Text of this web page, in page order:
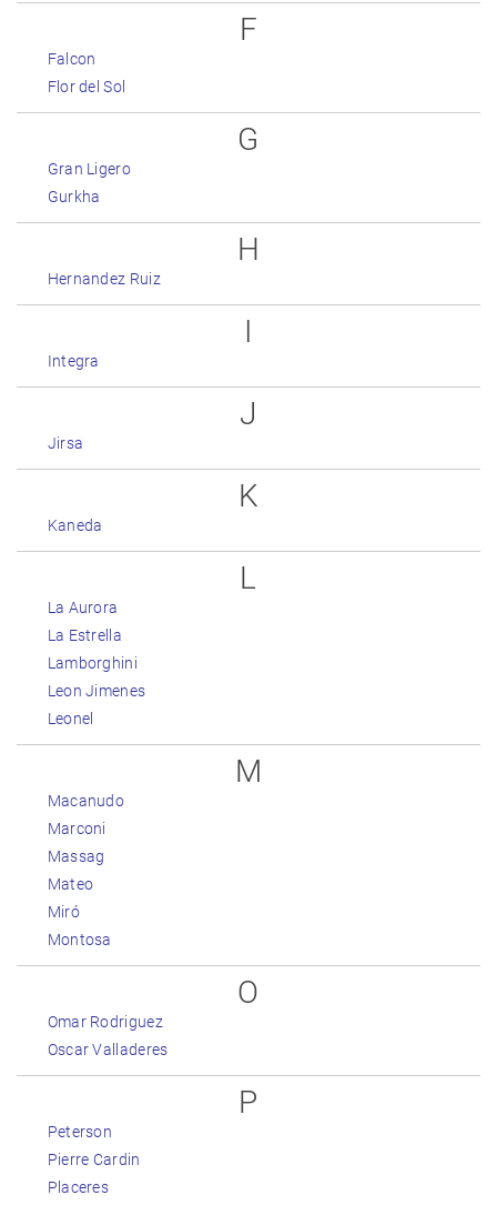
F
Falcon
Flor del Sol
G
Gran Ligero
Gurkha
H
Hernandez Ruiz
I
Integra
J
Jirsa
K
Kaneda
L
La Aurora
La Estrella
Lamborghini
Leon Jimenes
Leonel
M
Macanudo
Marconi
Massag
Mateo
Miró
Montosa
O
Omar Rodriguez
Oscar Valladeres
P
Peterson
Pierre Cardin
Placeres